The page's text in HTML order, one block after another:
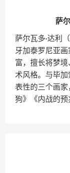
萨
萨尔瓦多·达利
牙加泰罗尼亚
富，擅长将梦
术风格。与毕
表性的三个画
狗》《内战的预